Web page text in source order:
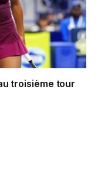
troisième tour